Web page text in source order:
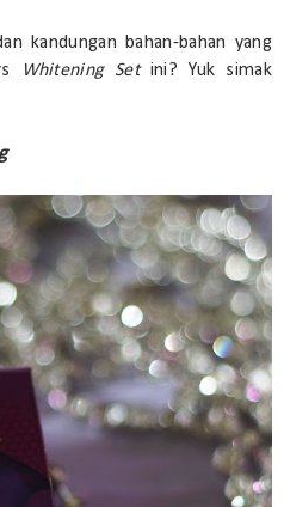
kandungan bahan-bahan yang
Whitening Set ini? Yuk simak